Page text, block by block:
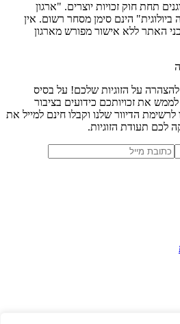
תחת חוק זכויות יוצרים. "ארגון
הינם סימן מסחר רשום. אין
האתר ללא אישור מפורש מארגון
על הזוגיות שלכם! על בסיס
את זכויותכם כידועים בציבור
הדיוור שלנו וקבלו חינם למייל את
לכם תעודת הזוגיות.